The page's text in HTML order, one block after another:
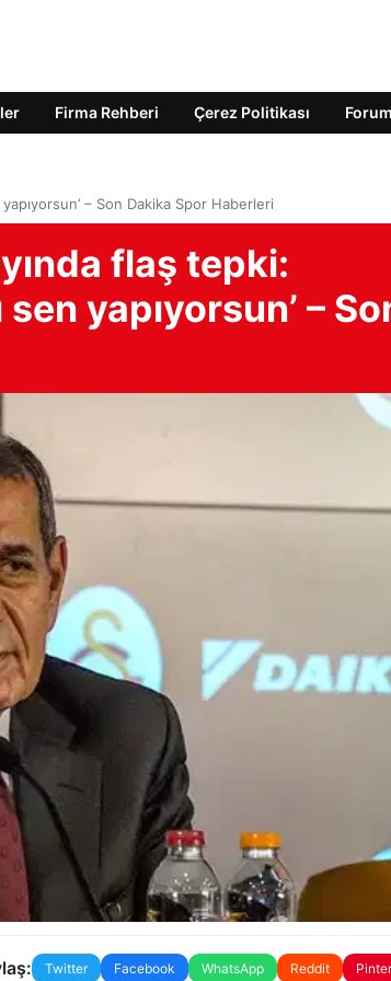
Firma Rehberi Çerez Politikası Forum
– Son Dakika Spor Haberleri
flaş tepki:
yapıyorsun’ –
Twitter Facebook WhatsApp Reddit